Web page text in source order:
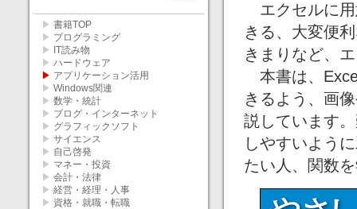
▶ 書籍TOP
▶ プログラミング
▶
IT読み物
▶ ハードウェア
▶ アプリケーション活用
▶ Windows関連
▶ 数学・統計
▶ ブログ・インターネット
▶ グラフィックソフト
▶ サイエンス
▶ 自己啓発
▶ マネー・投資
▶ 会計・法律
▶ 経営・経理・人事
▶ 資格・就職・転職
エクセルに用
きる、大変便
きまりなど、
本書は、
きるよう、画
説しています
しやすいよう
たい人、関数